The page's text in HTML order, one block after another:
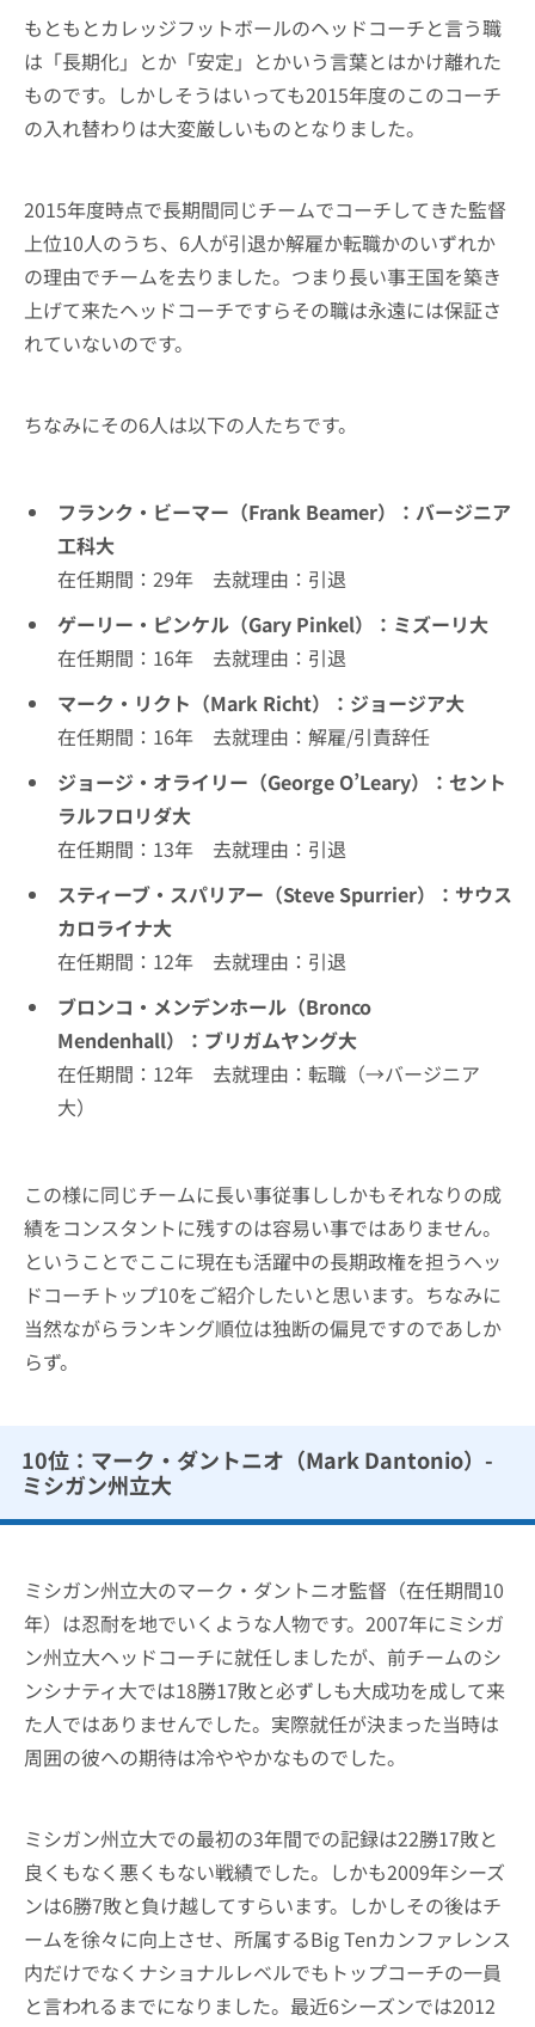
もともとカレッジフットボールのヘッドコーチと言う職
は「長期化」とか「安定」とかいう言葉とはかけ離れた
ものです。しかしそうはいっても2015年度のこのコーチ
の入れ替わりは大変厳しいものとなりました。
2015年度時点で長期間同じチームでコーチしてきた監督
上位10人のうち、6人が引退か解雇か転職かのいずれか
の理由でチームを去りました。つまり長い事王国を築き
上げて来たヘッドコーチですらその職は永遠には保証さ
れていないのです。
ちなみにその6人は以下の人たちです。
フランク・ビーマー（Frank Beamer）：バージニア
工科大
在任期間：29年 去就理由：引退
ゲーリー・ピンケル（Gary Pinkel）：ミズーリ大
在任期間：16年 去就理由：引退
マーク・リクト（Mark Richt）：ジョージア大
在任期間：16年 去就理由：解雇/引責辞任
ジョージ・オライリー（George O’Leary）：セント
ラルフロリダ大
在任期間：13年 去就理由：引退
スティーブ・スパリアー（Steve Spurrier）：サウス
カロライナ大
在任期間：12年 去就理由：引退
ブロンコ・メンデンホール（Bronco
Mendenhall）：ブリガムヤング大
在任期間：12年 去就理由：転職（→バージニア
大）
この様に同じチームに長い事従事ししかもそれなりの成
績をコンスタントに残すのは容易い事ではありません。
ということでここに現在も活躍中の長期政権を担うヘッ
ドコーチトップ10をご紹介したいと思います。ちなみに
当然ながらランキング順位は独断の偏見ですのであしか
らず。
10位：マーク・ダントニオ（Mark Dantonio）-
ミシガン州立大
ミシガン州立大のマーク・ダントニオ監督（在任期間10
年）は忍耐を地でいくような人物です。2007年にミシガ
ン州立大ヘッドコーチに就任しましたが、前チームのシ
ンシナティ大では18勝17敗と必ずしも大成功を成して来
た人ではありませんでした。実際就任が決まった当時は
周囲の彼への期待は冷ややかなものでした。
ミシガン州立大での最初の3年間での記録は22勝17敗と
良くもなく悪くもない戦績でした。しかも2009年シーズ
ンは6勝7敗と負け越してすらいます。しかしその後はチ
ームを徐々に向上させ、所属するBig Tenカンファレンス
内だけでなくナショナルレベルでもトップコーチの一員
と言われるまでになりました。最近6シーズンでは2012